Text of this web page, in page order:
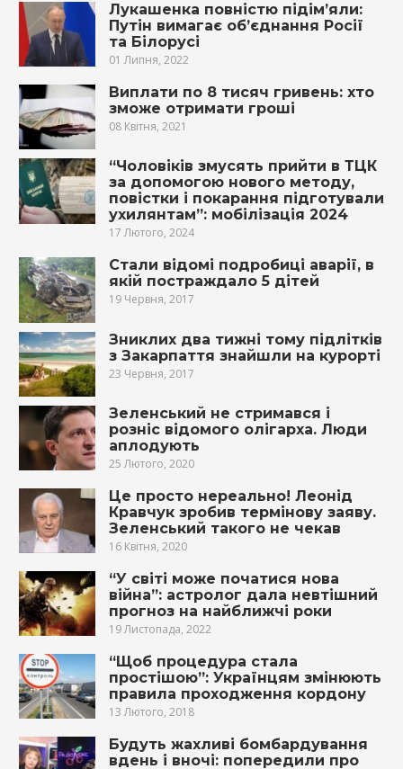
Лукашенка повністю підім’яли:
Путін вимагає об’єднання Росії
та Білорусі
01 Липня, 2022
Виплати по 8 тисяч гривень: хто
зможе отримати гроші
08 Квітня, 2021
“Чоловіків змусять прийти в ТЦК
за допомогою нового методу,
повістки і покарання підготували
ухилянтам”: мобілізація 2024
17 Лютого, 2024
Стали відомі подробиці аварії, в
якій постраждало 5 дітей
19 Червня, 2017
Зниклих два тижні тому підлітків
з Закарпаття знайшли на курорті
23 Червня, 2017
Зеленський не стримався і
розніс відомого олігарха. Люди
аплодують
25 Лютого, 2020
Це просто нереально! Леонід
Кравчук зробив термінову заяву.
Зеленський такого не чекав
16 Квітня, 2020
“У світі може початися нова
війна”: астролог дала невтішний
прогноз на найближчі роки
19 Листопада, 2022
“Щоб процедура стала
простішою”: Українцям змінюють
правила проходження кордону
13 Лютого, 2018
Будуть жахливі бомбардування
вдень і вночі: попередили про